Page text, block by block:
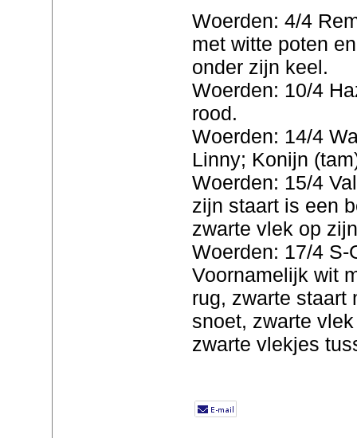
Woerden: 4/4
met witte poten
onder zijn keel.
Woerden: 10/4
rood.
Woerden: 14/4
Linny; Konijn
Woerden: 15/4
zijn staart is een
zwarte vlek op
Woerden: 17/4 S-
Voornamelijk wit
rug, zwarte staart
snoet, zwarte
zwarte vlekjes